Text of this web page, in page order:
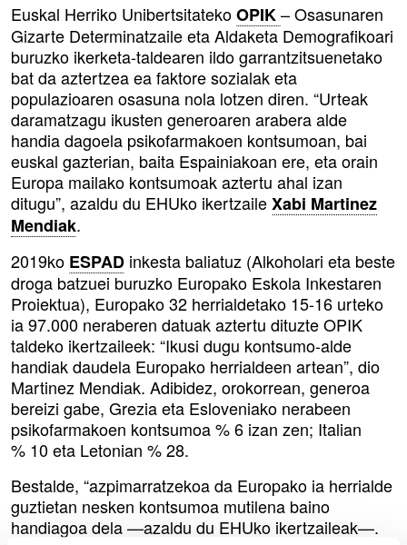
Euskal Herriko UnibertsitatekoOPIK– Osasunaren
Gizarte Determinatzaile eta Aldaketa Demografikoari
buruzko ikerketa-taldearen ildo garrantzitsuenetako
bat da aztertzea ea faktore sozialak eta
populazioaren osasuna nola lotzen diren. “Urteak
daramatzagu ikusten generoaren arabera alde
handia dagoela psikofarmakoen kontsumoan, bai
euskal gazterian, baita Espainiakoan ere, eta orain
Europa mailako kontsumoak aztertu ahal izan
ditugu”, azaldu du EHUko ikertzaileXabi Martinez
Mendiak.
2019ko ESPAD inkesta baliatuz (Alkoholari eta beste
droga batzuei buruzko Europako Eskola Inkestaren
Proiektua), Europako 32 herrialdetako 15-16 urteko
ia 97.000 neraberen datuak aztertu dituzte OPIK
taldeko ikertzaileek: “Ikusi dugu kontsumo-alde
handiak daudela Europako herrialdeen artean”, dio
Martinez Mendiak. Adibidez, orokorrean, generoa
bereizi gabe, Grezia eta Esloveniako nerabeen
psikofarmakoen kontsumoa % 6 izan zen; Italian
% 10 eta Letonian % 28.
Bestalde, “azpimarratzekoa da Europako ia herrialde
guztietan nesken kontsumoa mutilena baino
handiagoa dela —azaldu du EHUko ikertzaileak—.